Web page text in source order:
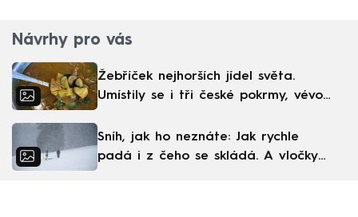
Návrhy pro vás
Žebříček nejhorších jídel světa.
Umístily se i tři české pokrmy, vévodí
Sníh, jak ho neznáte: Jak rychle
padá i z čeho se skládá. A vločky